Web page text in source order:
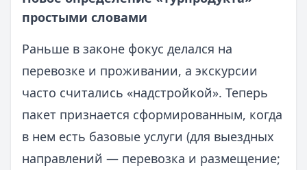
простыми словами
Раньше в законе фокус делался на
перевозке и проживании, а экскурсии
часто считались «надстройкой». Теперь
пакет признается сформированным, когда
в нем есть базовые услуги (для выездных
направлений — перевозка и размещение;